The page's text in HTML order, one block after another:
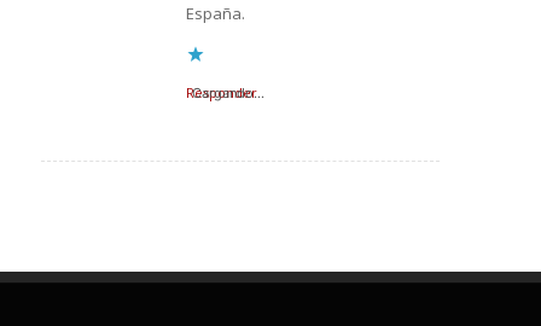
España.
Cargando...
Responder